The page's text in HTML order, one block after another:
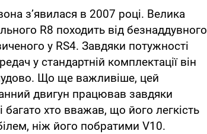
з’явилася в 2007 році. Велика
R8 походить від безнаддувного
у RS4. Завдяки потужності
у стандартній комплектації він
Що ще важливіше, цей
двигун працював завдяки
хто вважав, що його легкість
ніж його побратими V10.